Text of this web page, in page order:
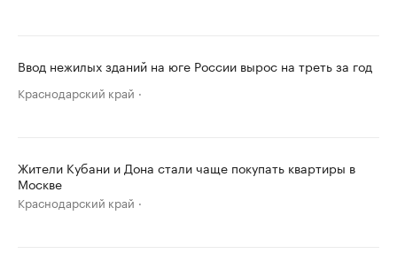
Ввод нежилых зданий на юге России вырос на треть за год
Краснодарский край
Жители Кубани и Дона стали чаще покупать квартиры в
Москве
Краснодарский край